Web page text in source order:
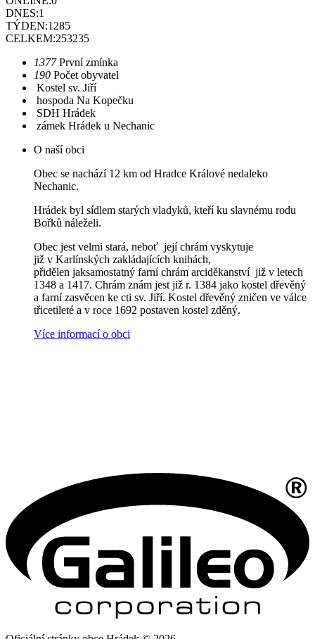
DNES:1
TÝDEN:1285
CELKEM:253235
1377 První zmínka
190 Počet obyvatel
Kostel sv. Jiří
hospoda Na Kopečku
SDH Hrádek
zámek Hrádek u Nechanic
O naší obci
Obec se nachází 12 km od Hradce Králové nedaleko
Nechanic.
Hrádek byl sídlem starých vladyků, kteří ku slavnému rodu
Bořků náleželi.
Obec jest velmi stará, neboť její chrám vyskytuje
již v Karlínských zakládajících knihách,
přidělen jaksamostatný farní chrám arciděkanství již v letech
1348 a 1417. Chrám znám jest již r. 1384 jako kostel dřevěný
a farní zasvěcen ke cti sv. Jiří. Kostel dřevěný zničen ve válce
třicetileté a v roce 1692 postaven kostel zděný.
Více informací o obci